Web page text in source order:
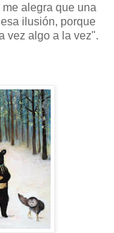
alegra que una
ilusión, porque
vez algo a la vez".